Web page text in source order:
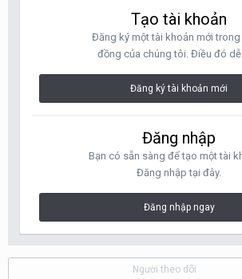
Tạo tài khoản
Đăng ký một tài khoản mới trong
đồng của chúng tôi. Điều đó
Đăng ký tài khoản mới
Đăng nhập
Bạn có sẵn sàng để tạo một tài
Đăng nhập tại đây.
Đăng nhập ngay
Người theo dõi